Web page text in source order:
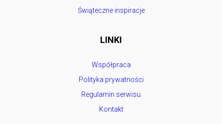
Świąteczne inspiracje
LINKI
Współpraca
Polityka prywatności
Regulamin serwisu
Kontakt